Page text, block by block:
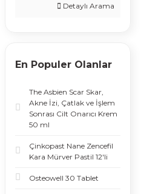
Detaylı Arama
En Populer Olanlar
The Asbien Scar Skar,
Akne İzi, Çatlak ve İşlem
Sonrası Cilt Onarıcı Krem
50 ml
Çinkopast Nane Zencefil
Kara Mürver Pastil 12'li
Osteowell 30 Tablet